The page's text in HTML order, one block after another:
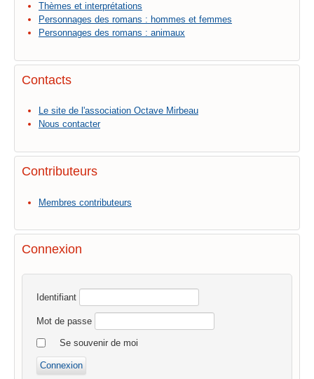
Thèmes et interprétations
Personnages des romans : hommes et femmes
Personnages des romans : animaux
Contacts
Le site de l'association Octave Mirbeau
Nous contacter
Contributeurs
Membres contributeurs
Connexion
Identifiant
Mot de passe
Se souvenir de moi